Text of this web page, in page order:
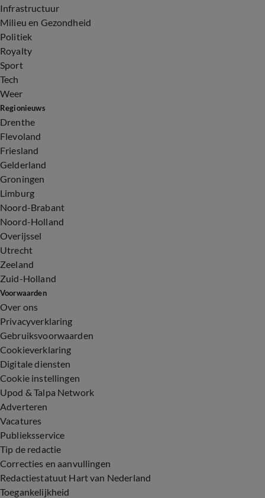
Infrastructuur
Milieu en Gezondheid
Politiek
Royalty
Sport
Tech
Weer
Regionieuws
Drenthe
Flevoland
Friesland
Gelderland
Groningen
Limburg
Noord-Brabant
Noord-Holland
Overijssel
Utrecht
Zeeland
Zuid-Holland
Voorwaarden
Over ons
Privacyverklaring
Gebruiksvoorwaarden
Cookieverklaring
Digitale diensten
Cookie instellingen
Upod & Talpa Network
Adverteren
Vacatures
Publieksservice
Tip de redactie
Correcties en aanvullingen
Redactiestatuut Hart van Nederland
Toegankelijkheid